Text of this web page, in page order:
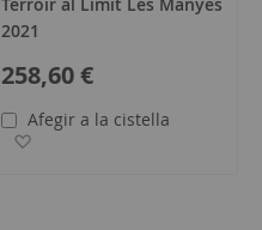
2021
258,60 €
Afegir a la cistella